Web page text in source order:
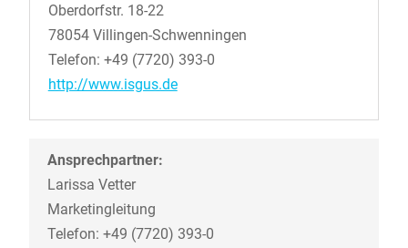
Oberdorfstr. 18-22
78054 Villingen-Schwenningen
Telefon: +49 (7720) 393-0
http://www.isgus.de
Ansprechpartner:
Larissa Vetter
Marketingleitung
Telefon: +49 (7720) 393-0